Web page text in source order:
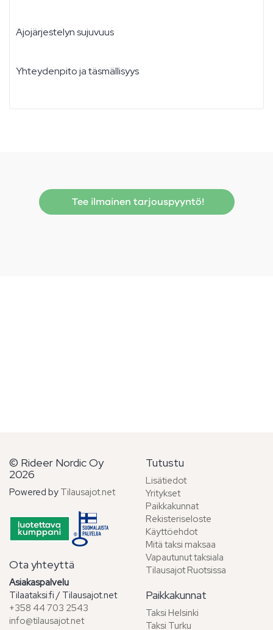
Ajojärjestelyn sujuvuus
Yhteydenpito ja täsmällisyys
Tee ilmainen tarjouspyyntö!
© Rideer Nordic Oy
2026
Powered by Tilausajot.net
Ota yhteyttä
Asiakaspalvelu
Tilaataksi.fi / Tilausajot.net
+358 44 703 2543
info@tilausajot.net
Tutustu
Lisätiedot
Yritykset
Paikkakunnat
Rekisteriseloste
Käyttöehdot
Mitä taksi maksaa
Vapautunut taksiala
Tilausajot Ruotsissa
Paikkakunnat
Taksi Helsinki
Taksi Turku